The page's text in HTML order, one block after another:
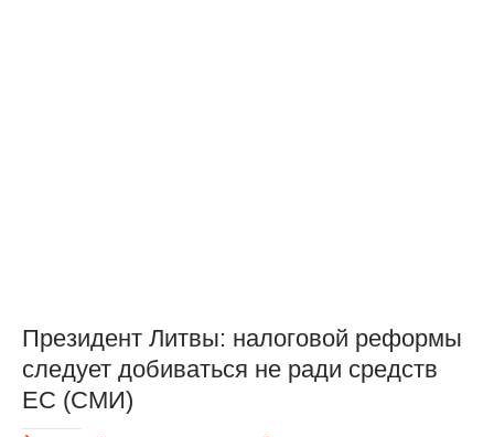
Президент Литвы: налоговой реформы
следует добиваться не ради средств
ЕС (СМИ)